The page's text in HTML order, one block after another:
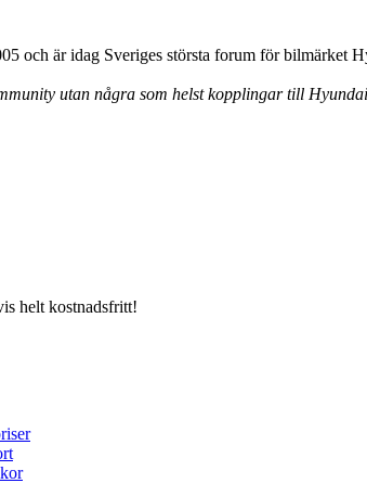
och är idag Sveriges största forum för bilmärket
utan några som helst kopplingar till
helt kostnadsfritt!